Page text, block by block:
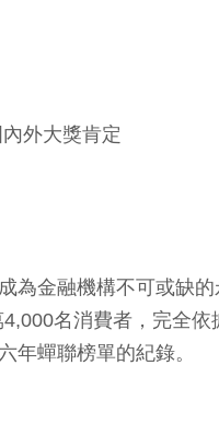
外大獎肯定
為金融機構不可或缺
名消費者，完全
年蟬聯榜單的紀錄。